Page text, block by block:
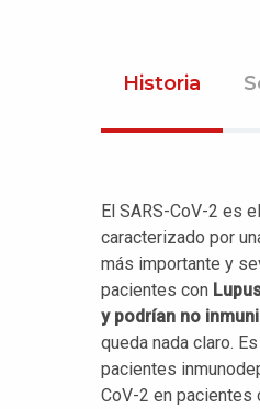
Historia
El SARS-CoV-2 es
caracterizado por
más importante y
pacientes con
y podrían no
queda nada claro.
pacientes
CoV-2 en pacientes